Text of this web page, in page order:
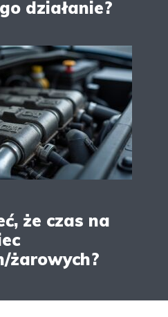
działanie?
że czas na
żarowych?